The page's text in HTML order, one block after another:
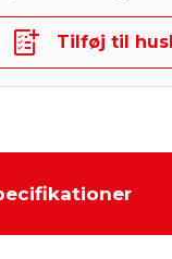
Tilføj til